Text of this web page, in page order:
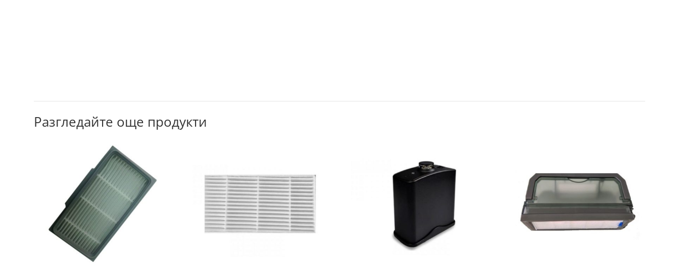
Разгледайте още продукти